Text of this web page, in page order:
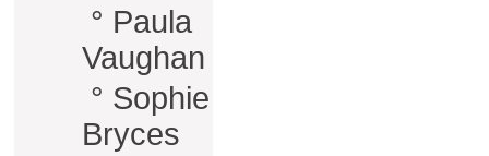
° Paula
Vaughan
° Sophie
Bryces